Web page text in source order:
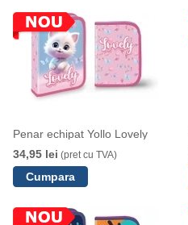
Penar echipat Yollo Lovely
34,95 lei (pret cu TVA)